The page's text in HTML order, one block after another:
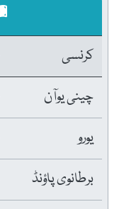
کرنسی
چینی یوآن
یورو
برطانوی پاؤنڈ